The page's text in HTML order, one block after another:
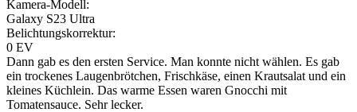
Kamera-Modell:
Galaxy S23 Ultra
Belichtungskorrektur:
0 EV
Dann gab es den ersten Service. Man konnte nicht wählen. Es gab
ein trockenes Laugenbrötchen, Frischkäse, einen Krautsalat und ein
kleines Küchlein. Das warme Essen waren Gnocchi mit
Tomatensauce. Sehr lecker.